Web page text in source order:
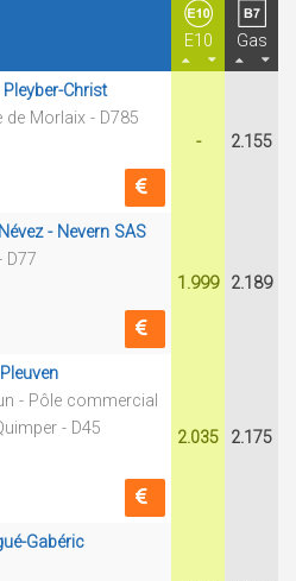
E10 Gas
Christ
de Morlaix - D785
- 2.155
- Nevern SAS
D77
1.999 2.189
- Pôle commercial
- D45
2.035 2.175
Gabéric